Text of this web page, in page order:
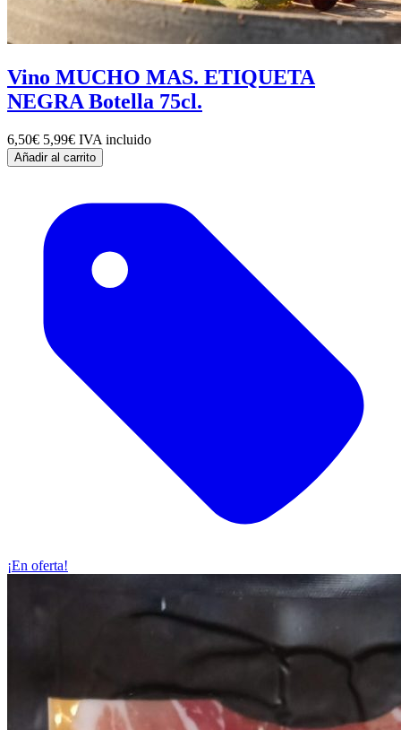
Vino MUCHO MAS. ETIQUETA
NEGRA Botella 75cl.
6,50€ 5,99€ IVA incluido
Añadir al carrito
¡En oferta!